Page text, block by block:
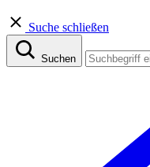
Suche schließen
Suchen